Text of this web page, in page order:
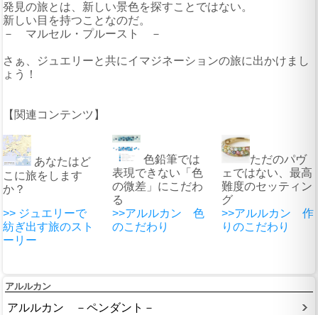
発見の旅とは、新しい景色を探すことではない。
新しい目を持つことなのだ。
－ マルセル・プルースト －
さぁ、ジュエリーと共にイマジネーションの旅に出かけまし
ょう！
【関連コンテンツ】
あなたはど
こに旅をします
か？
色鉛筆では
表現できない「色
の微差」にこだわ
る
ただのパヴ
ェではない、最高
難度のセッティン
グ
>> ジュエリーで
紡ぎ出す旅のスト
ーリー
>>アルルカン 色
のこだわり
>>アルルカン 作
りのこだわり
アルルカン
アルルカン －ペンダント－